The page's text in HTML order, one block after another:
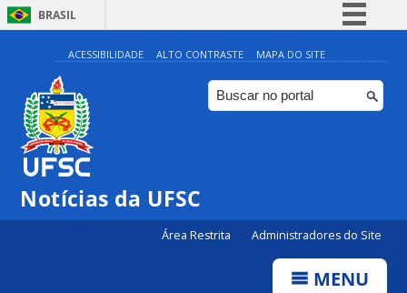
BRASIL
Simplifique!
Comunica BR
Participe
ACESSIBILIDADE ALTO CONTRASTE MAPA DO SITE
Notícias da UFSC
Área Restrita Administradores do Site
MENU